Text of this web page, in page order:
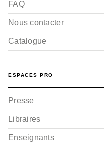
FAQ
Nous contacter
Catalogue
ESPACES PRO
Presse
Libraires
Enseignants